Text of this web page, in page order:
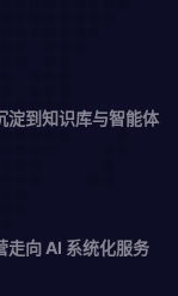
淀到知识库与智能体
走向 AI 系统化服务